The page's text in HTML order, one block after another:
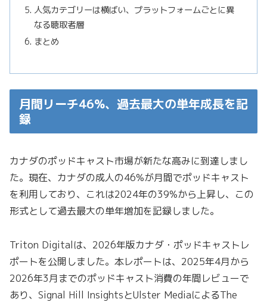
人気カテゴリーは横ばい、プラットフォームごとに異
なる聴取者層
まとめ
月間リーチ46%、過去最大の単年成長を記
録
カナダのポッドキャスト市場が新たな高みに到達しまし
た。現在、カナダの成人の46%が月間でポッドキャスト
を利用しており、これは2024年の39%から上昇し、この
形式として過去最大の単年増加を記録しました。
Triton Digitalは、2026年版カナダ・ポッドキャストレ
ポートを公開しました。本レポートは、2025年4月から
2026年3月までのポッドキャスト消費の年間レビューで
あり、Signal Hill InsightsとUlster MediaによるThe